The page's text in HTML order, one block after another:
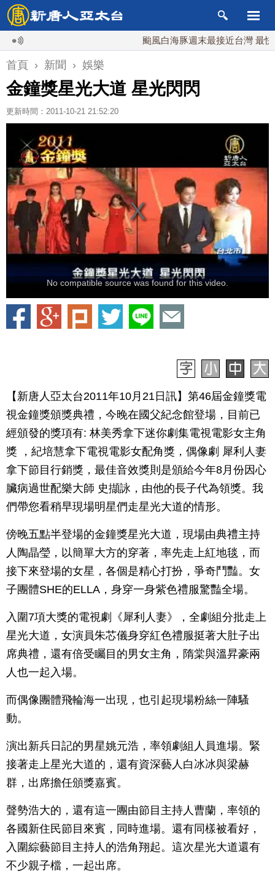
颱風白海豚週末最接近台灣 最快9日可
首頁 › 新聞 › 娛樂
金鐘獎星光大道 星光閃閃
更新時間：2011-10-21 21:52:20
No compatible source was found for this video.
【新唐人亞太台2011年10月21日訊】第46屆金鐘獎電
視金鐘獎頒獎典禮，今晚在國父紀念館登場，目前已
經頒發的獎項有: 林美秀拿下迷你劇集電視電影女主角
獎 ，紀培慧拿下電視電影女配角獎，偶像劇 犀利人妻
拿下節目行銷獎，最佳音效獎則是頒給今年8月份因心
臟病過世配樂大師 史擷詠，由他的長子代為領獎。我
們帶您看稍早現場明星們走星光大道的情形。
傍晚五點半登場的金鐘獎星光大道，現場由典禮主持
人陶晶瑩，以簡單大方的穿著，率先走上紅地毯，而
接下來登場的女星，各個是精心打扮，爭奇鬥豔。女
子團體SHE的ELLA，身穿一身紫色禮服驚豔全場。
入圍7項大獎的電視劇《犀利人妻》，全劇組分批走上
星光大道，女演員朱芯儀身穿紅色禮服挺著大肚子出
席典禮，還有倍受矚目的男女主角，隋棠與溫昇豪兩
人也一起入場。
而偶像團體飛輪海一出現，也引起現場粉絲一陣騷
動。
演出新兵日記的男星姚元浩，率領劇組人員進場。緊
接著走上星光大道的，還有資深藝人白冰冰與梁赫
群，出席擔任頒獎嘉賓。
聲勢浩大的，還有這一團由節目主持人曹蘭，率領的
各國新住民節目來賓，同時進場。還有同樣被看好，
入圍綜藝節目主持人的浩角翔起。這次星光大道還有
不少親子檔，一起出席。